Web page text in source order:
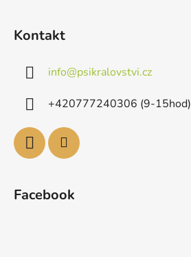
Kontakt
info@psikralovstvi.cz
+420777240306 (9-15hod)
Facebook